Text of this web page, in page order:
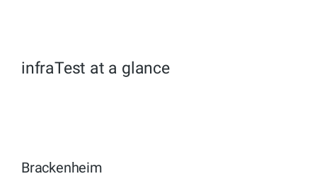
infraTest at a glance
Brackenheim